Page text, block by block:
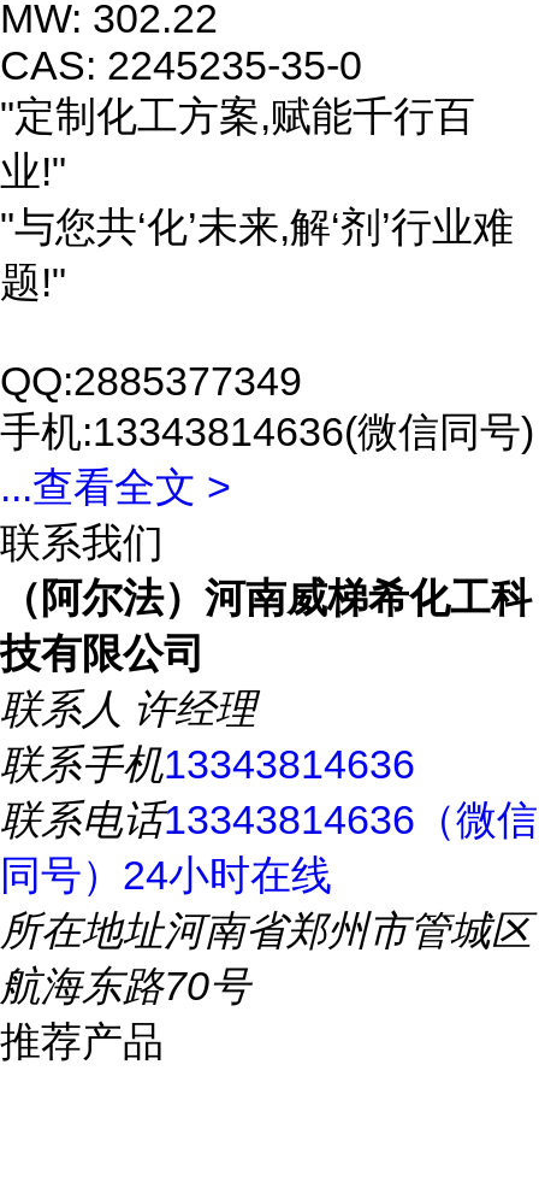
MW: 302.22
CAS: 2245235-35-0
"定制化工方案,赋能千行百
业!"
"与您共‘化’未来,解‘剂’行业难
题!"
QQ:2885377349
手机:13343814636(微信同号)
...查看全文 >
联系我们
（阿尔法）河南威梯希化工科
技有限公司
联系人 许经理
联系手机13343814636
联系电话13343814636（微信
同号）24小时在线
所在地址河南省郑州市管城区
航海东路70号
推荐产品